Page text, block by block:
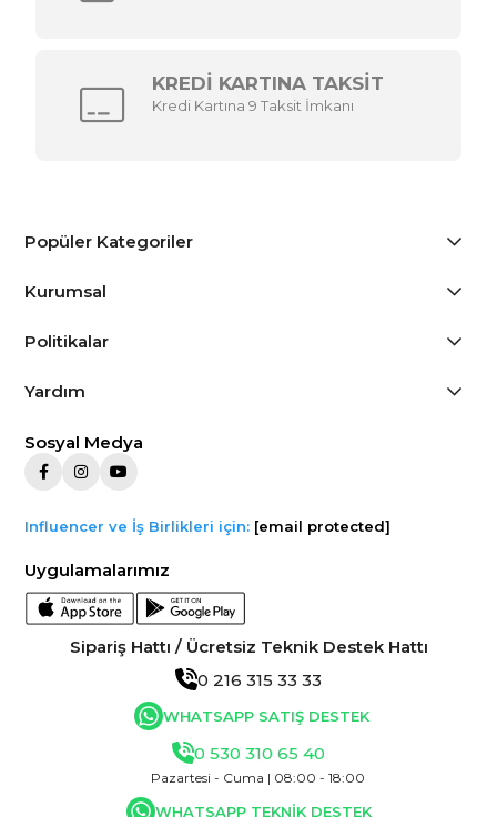
KREDİ KARTINA TAKSİT
Kredi Kartına 9 Taksit İmkanı
Popüler Kategoriler
Kurumsal
Politikalar
Yardım
Sosyal Medya
Influencer ve İş Birlikleri için: [email protected]
Uygulamalarımız
Sipariş Hattı / Ücretsiz Teknik Destek Hattı
0 216 315 33 33
WHATSAPP SATIŞ DESTEK
0 530 310 65 40
Pazartesi - Cuma | 08:00 - 18:00
WHATSAPP TEKNİK DESTEK